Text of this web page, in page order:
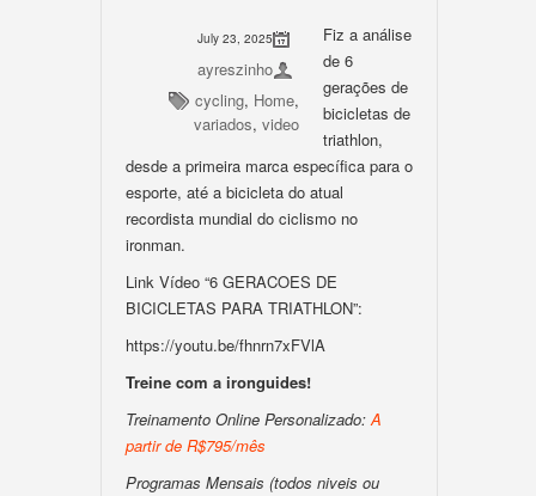
July 23, 2025
ayreszinho
cycling, Home,
variados, video
Fiz a análise
de 6
gerações de
bicicletas de
triathlon,
desde a primeira marca específica para o
esporte, até a bicicleta do atual
recordista mundial do ciclismo no
ironman.
Link Vídeo “6 GERACOES DE
BICICLETAS PARA TRIATHLON”:
https://youtu.be/fhnrn7xFVlA
Treine com a ironguides!
Treinamento Online Personalizado:A
partir de R$795/mês
Programas Mensais (todos niveis ou